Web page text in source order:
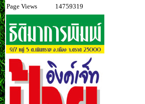
Page Views
14759319